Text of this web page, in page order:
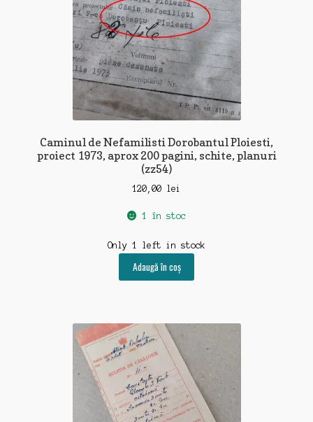
Caminul de Nefamilisti Dorobantul Ploiesti,
proiect 1973, aprox 200 pagini, schite, planuri
(zz54)
120,00 lei
1 în stoc
Only 1 left in stock
Adaugă în coș